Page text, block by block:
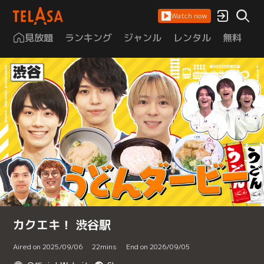
Watch now
見放題 ランキング ジャンル レンタル 無料
カクエキ！ 渋谷駅
Aired on 2025/09/06 22mins End on 2026/09/05